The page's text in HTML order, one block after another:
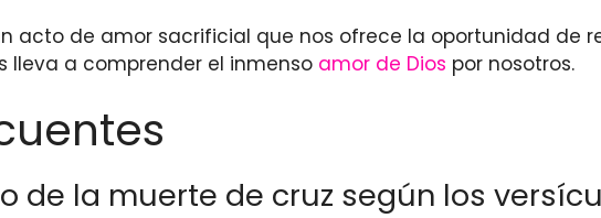
acto de amor sacrificial que nos ofrece la oportunidad de
lleva a comprender el inmenso amor de Dios por nosotros.
de la muerte de cruz según los